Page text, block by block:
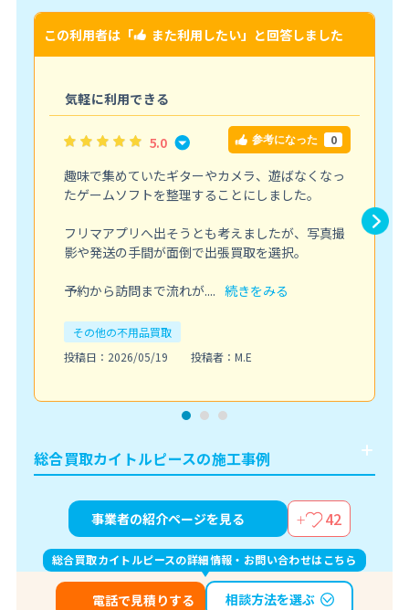
この利用者は「 また利用したい」と回答しました
気軽に利用できる
5.0 参考になった 0
趣味で集めていたギターやカメラ、遊ばなくなっ
たゲームソフトを整理することにしました。
フリマアプリへ出そうとも考えましたが、写真撮
影や発送の手間が面倒で出張買取を選択。
予約から訪問まで流れが.... 続きをみる
その他の不用品買取
投稿日：2026/05/19
投稿者：M.E
総合買取カイトルピースの施工事例
事業者の紹介ページを見る 42
総合買取カイトルピースの詳細情報・お問い合わせはこちら
電話で見積りする 相談方法を選ぶ